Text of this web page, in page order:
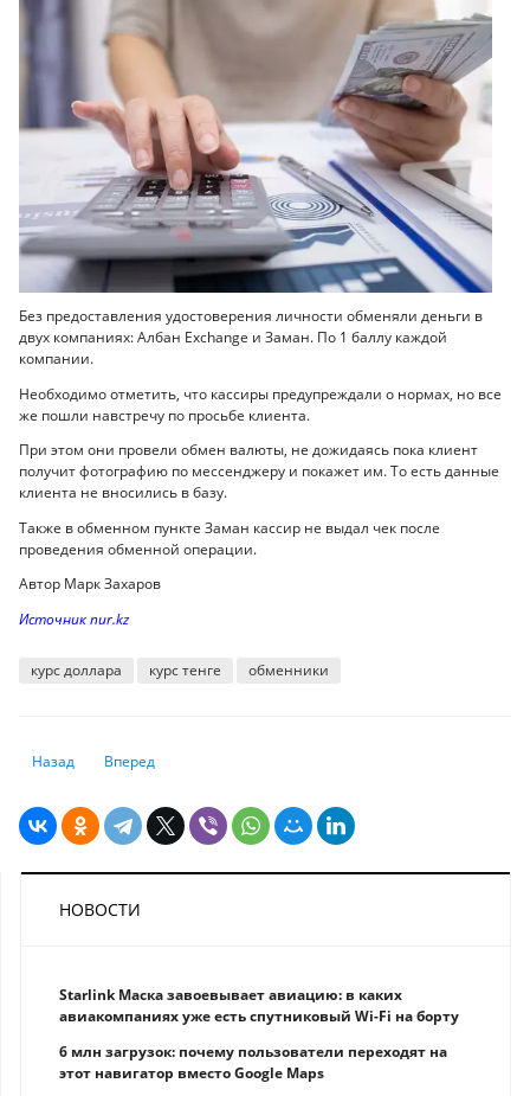
Без предоставления удостоверения личности обменяли деньги в
двух компаниях: Албан Exchange и Заман. По 1 баллу каждой
компании.
Необходимо отметить, что кассиры предупреждали о нормах, но все
же пошли навстречу по просьбе клиента.
При этом они провели обмен валюты, не дожидаясь пока клиент
получит фотографию по мессенджеру и покажет им. То есть данные
клиента не вносились в базу.
Также в обменном пункте Заман кассир не выдал чек после
проведения обменной операции.
Автор Марк Захаров
Источник nur.kz
курс доллара курс тенге обменники
Предыдущий: Банки Уолл-стрит увидели в цифровых валютах угрозу
Назад Следующий: Эксперт рассказал, как правильно дать деньги
Вперед
НОВОСТИ
Starlink Маска завоевывает авиацию: в каких
авиакомпаниях уже есть спутниковый Wi-Fi на борту
6 млн загрузок: почему пользователи переходят на
этот навигатор вместо Google Maps